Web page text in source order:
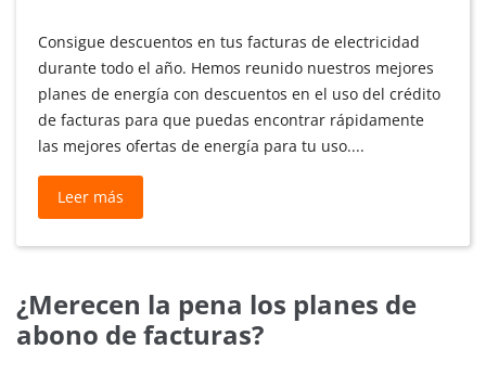
Consigue descuentos en tus facturas de electricidad
durante todo el año. Hemos reunido nuestros mejores
planes de energía con descuentos en el uso del crédito
de facturas para que puedas encontrar rápidamente
las mejores ofertas de energía para tu uso....
Leer más
mejores
planes
crédito
para
¿Merecen la pena los planes de
abono de facturas?